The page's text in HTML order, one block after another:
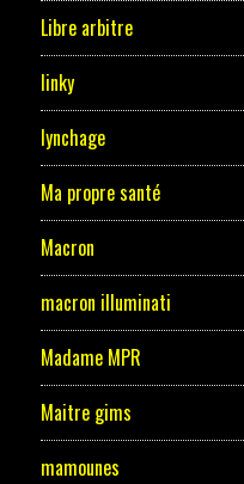
Libre arbitre
linky
lynchage
Ma propre santé
Macron
macron illuminati
Madame MPR
Maitre gims
mamounes